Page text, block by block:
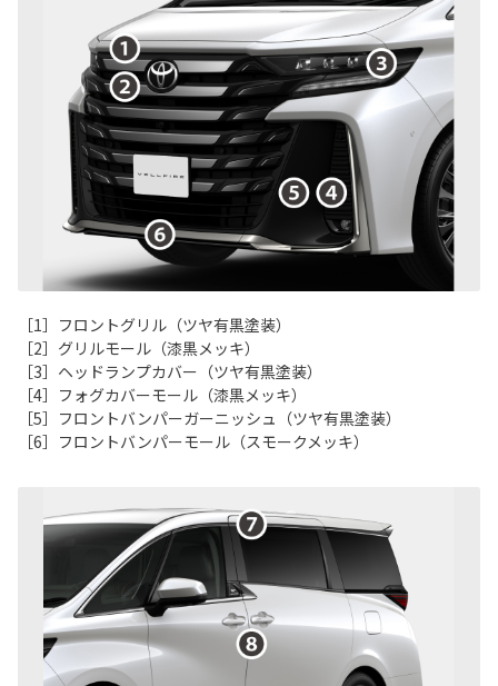
［1］フロントグリル（ツヤ有黒塗装）
［2］グリルモール（漆黒メッキ）
［3］ヘッドランプカバー（ツヤ有黒塗装）
［4］フォグカバーモール（漆黒メッキ）
［5］フロントバンパーガーニッシュ（ツヤ有黒塗装）
［6］フロントバンパーモール（スモークメッキ）